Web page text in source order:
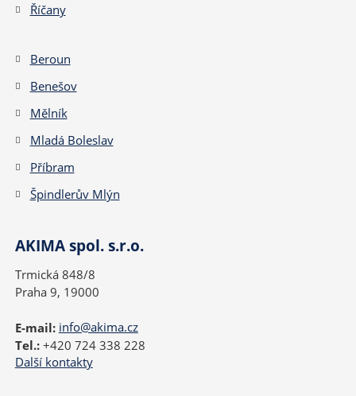
Říčany
Beroun
Benešov
Mělník
Mladá Boleslav
Příbram
Špindlerův Mlýn
AKIMA spol. s.r.o.
Trmická 848/8
Praha 9, 19000
E-mail: info@akima.cz
Tel.:+420 724 338 228
Další kontakty